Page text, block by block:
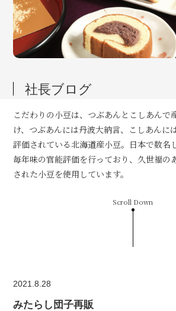
社長ブログ
こだわりの小豆は、つぶあんとこしあんで
け、つぶあんには丹波大納言、こしあんに
評価されている北海道産小豆。日本で数名
毎年味の官能評価を行っており、久世福の
された小豆を使用しています。
Scroll Down
2021.8.28
みたらし団子再販